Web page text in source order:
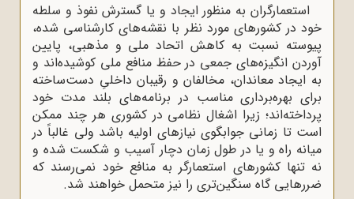
استعمارگران به‌ منظور ایجاد و یا گسترش نفوذ و سلطه
خود در کشورهای مورد نظر با نقشه‌های کارشناسی شده،
پیوسته نسبت به کاهش اتحاد ملی و مذهبی، پایین
آوردن انگیزه‌های جمعی در حفظ منافع ملی کوشیده‌اند و
به ایجاد معاندان، مخالفان و رقیبان داخلیِ دست‌ساخته
برای بهره‌برداری مناسب در برنامه‌های بلند مدت خود
پرداخته‌اند؛ زیرا اشغال نظامی در کشوری هر چند ممکن
است تا زمانی جوابگوی نیازهای اولیه باشد ولی غالباً در
میانه راه و یا در طول زمان دچار آسیب و شکست شده و
نه تنها کشورهای استعمارگر به منافع خود نمی‌رسند که
ضررهایی گاه سنگین‌تری را نیز متحمل خواهند شد.